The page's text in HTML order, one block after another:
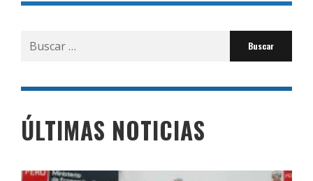
Buscar
por:
ÚLTIMAS NOTICIAS